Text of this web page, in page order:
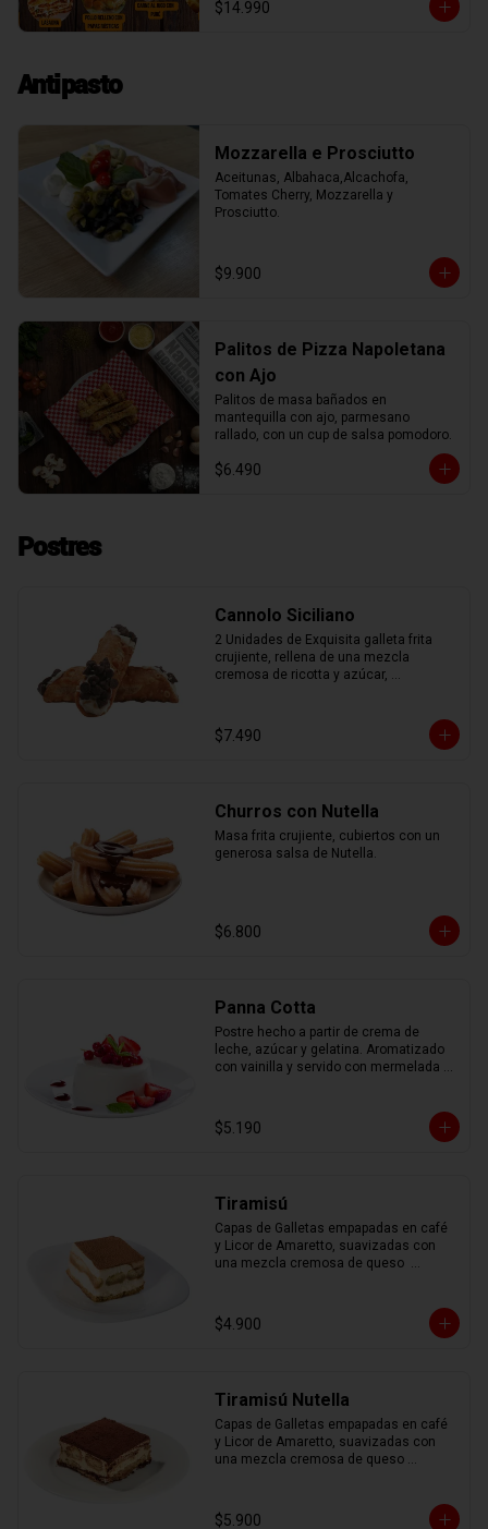
rica berenjena rellena de mozzarella.
+56987888867
Para retiro
$14.990
Antipasto
Mozzarella e Prosciutto
Aceitunas, Albahaca,Alcachofa,
Tomates Cherry, Mozzarella y
Prosciutto.
$9.900
Palitos de Pizza Napoletana
con Ajo
Palitos de masa bañados en
mantequilla con ajo, parmesano
rallado, con un cup de salsa pomodoro.
$6.490
Postres
Cannolo Siciliano
2 Unidades de Exquisita galleta frita
crujiente, rellena de una mezcla
cremosa de ricotta y azúcar,
$7.490
Churros con Nutella
Masa frita crujiente, cubiertos con un
generosa salsa de Nutella.
$6.800
Panna Cotta
Postre hecho a partir de crema de
leche, azúcar y gelatina. Aromatizado
con vainilla y servido con mermelada
$5.190
Tiramisú
Capas de Galletas empapadas en café
y Licor de Amaretto, suavizadas con
una mezcla cremosa de queso
$4.900
Tiramisú Nutella
Capas de Galletas empapadas en café
y Licor de Amaretto, suavizadas con
una mezcla cremosa de queso
$5.900